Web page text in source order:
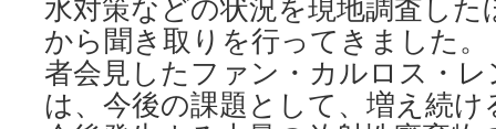
日
新
via
Greenpeace
水対策などの状況を現地調査した
から聞き取りを行ってきました
者会見したファン・カルロス・
は、今後の課題として、増え続